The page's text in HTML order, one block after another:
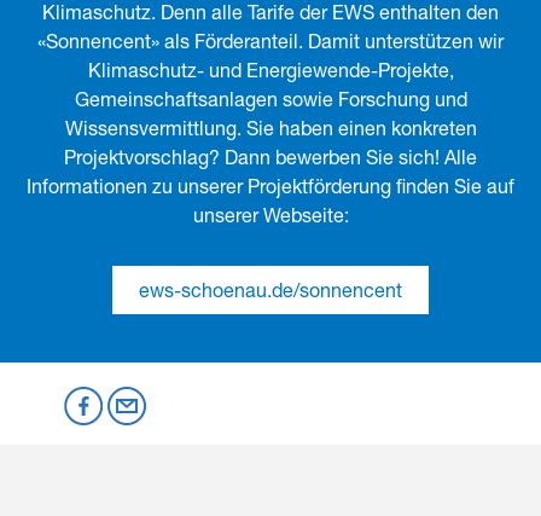
Klimaschutz. Denn alle Tarife der EWS enthalten den
«Sonnencent» als Förderanteil. Damit unterstützen wir
Klimaschutz- und Energiewende-Projekte,
Gemeinschaftsanlagen sowie Forschung und
Wissensvermittlung. Sie haben einen konkreten
Projektvorschlag? Dann bewerben Sie sich! Alle
Informationen zu unserer Projektförderung finden Sie auf
unserer Webseite:
ews-schoenau.de/sonnencent
Mastodon
Facebook
per Email